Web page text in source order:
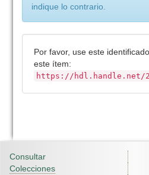
indique lo contrario.
Por favor, use este
este ítem:
https://hdl.handle.net/
Consultar
Colecciones